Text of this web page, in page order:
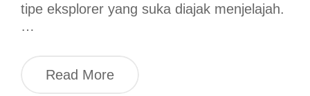
tipe eksplorer yang suka diajak menjelajah.
…
Read More